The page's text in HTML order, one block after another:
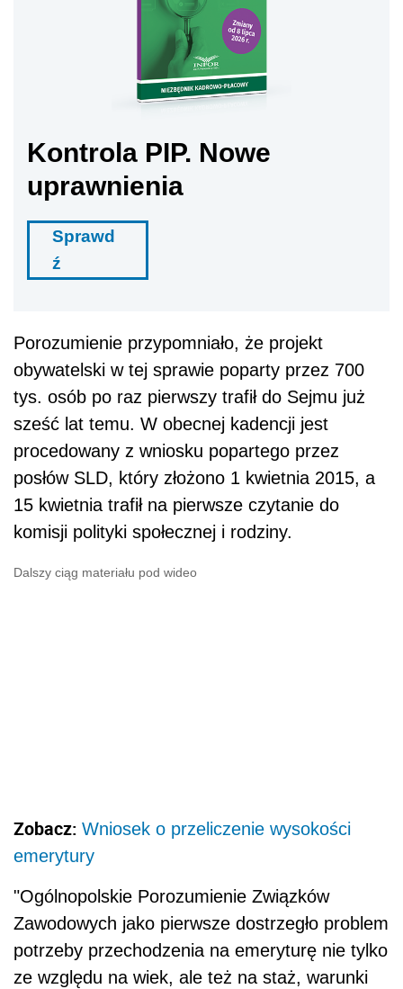
Kontrola PIP. Nowe
uprawnienia
Sprawd
ź
Porozumienie przypomniało, że projekt
obywatelski w tej sprawie poparty przez 700
tys. osób po raz pierwszy trafił do Sejmu już
sześć lat temu. W obecnej kadencji jest
procedowany z wniosku popartego przez
posłów SLD, który złożono 1 kwietnia 2015, a
15 kwietnia trafił na pierwsze czytanie do
komisji polityki społecznej i rodziny.
Dalszy ciąg materiału pod wideo
Zobacz: Wniosek o przeliczenie wysokości
emerytury
"Ogólnopolskie Porozumienie Związków
Zawodowych jako pierwsze dostrzegło problem
potrzeby przechodzenia na emeryturę nie tylko
ze względu na wiek, ale też na staż, warunki